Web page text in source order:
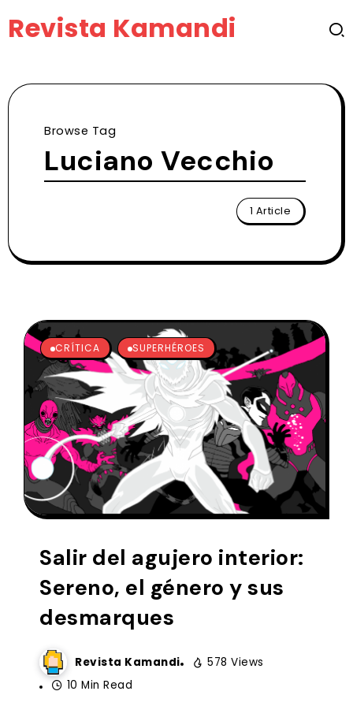
Revista Kamandi
Browse Tag
Luciano Vecchio
1 Article
CRÍTICA SUPERHÉROES
Salir del agujero interior:
Sereno, el género y sus
desmarques
Revista Kamandi
578 Views
10 Min Read